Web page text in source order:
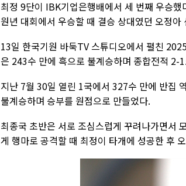
최정 9단이 IBK기업은행배에서 세 번째 우승했
원년 대회에서 우승할 때 결승 상대였던 오정
13일 한국기원 바둑TV 스튜디오에서 펼친
은 243수 만에 흑으로 불계승하며 종합전적 2-
지난 7월 30일 열린 1국에서 327수 만에 반집
불계승하며 승부를 원점으로 만들었다.
최종국 초반은 서로 조심스럽게 꾸려나가면서
게 행마로 공격할 때 최정이 타개에 성공한 후